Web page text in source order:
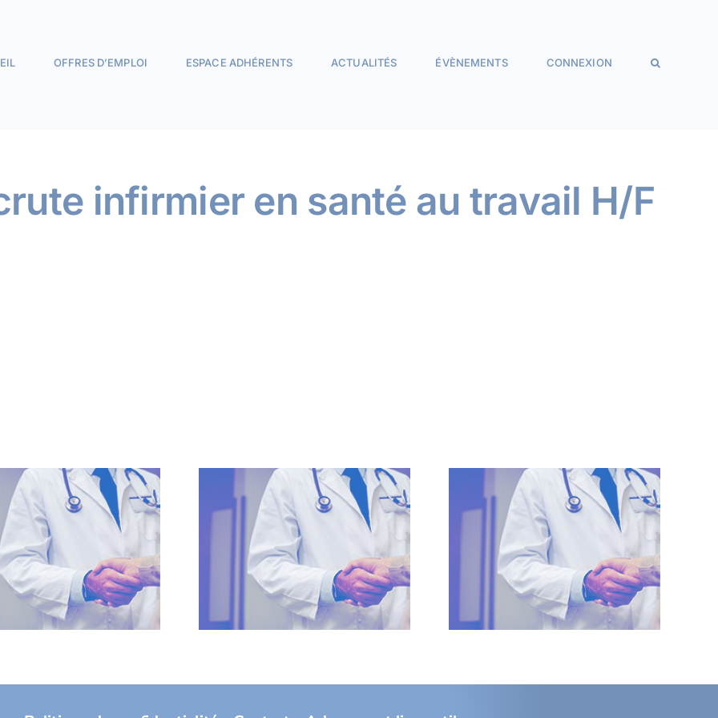
OFFRES D’EMPLOI ESPACE ADHÉRENTS ACTUALITÉS ÉVÈNEMENTS CONNEXION
infirmier en santé au travail H/F
SPSTI Charentes
recrute un
médecin du travail
F/H
Centre Hospitalier
Sud Dordogne
recrute un
médecin du travail
F/H